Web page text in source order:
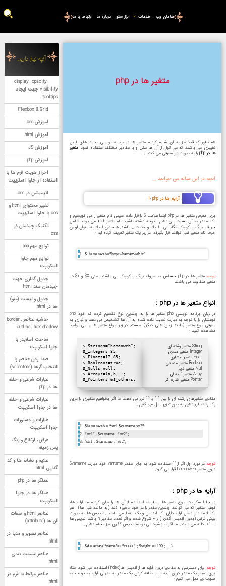
هامان وب خدمات ابزار سئو درباره ما ارتباط با ما
متغیر ها در php
همانطور که قبلا نیز به آن اشاره کردیم متغیر ها در برنامه نویسی عبارت های قابل
تغییری می باشند که می توان از آن ها مکررا و با مقادیر مختلف استفاده نمود.متغیر
ها در php
را به صورت زیر معرفی می کنند :
آنچه در این مقاله می خوانید ...
آرایه ها در php :!
برای معرفی متغیر ها در php ابتدا علامت $ را قرار داده سپس نام متغیر را می نویسیم و
یک مقدار به آن نسبت می دهیم ، توجه داشته باشید نام متغیر فقط می تواند شامل
حروف بزرگ و کوچک انگلیسی ، اعداد و علامت _ باشد. همچنین اعداد به عنوان اولین
حرف نام متغیر نمی توانند قرار بگیرند. در زیر یک متغیر تعریف کرده ایم :
$_hamanweb=”https://hamanweb.ir”
توجه
متغیر ها در php حساس به حروف بزرگ و کوچک می باشند یعنی X$ و x$ دو
متغیر متفاوت می باشند.
انواع متغیر ها در php :
در زبان برنامه نویسی php متغیر ها را به چندین نوع تقسیم کرده که خود php
نوعشان را با توجه به عبارت نسبت داده شده به آن ها تشخیص می دهد و نیازی به
معرفی نوع متغیر (مانند زبان های دیگر) نیست. در زیر انواع متغیر ها را می توانید
مشاهده کنید :
String متغیر رشته ای
Integer متغیر عددی
Float متغیر اعشاری
Boolean متغیر منطقی
Null متغیر تهی
Array متغیر آرایه ای
Pointer متغیر اشاره گر
$_Strings=”hamanweb”;
$_Integers=85;
$_Floats=17.85;
$_Booleans=true;
$_Nulls=null;
$_Arrays=(a,b,…);
$_Pointers=&$_others;
مقادیر متغیرهای رشته ای را بین ” ” یا ‘ ‘ قرار می دهند اما اگر بخواهیم متغیری را درون
یک رشته قرار دهیم به صورت زیر عمل می کنیم :
$hamanweb = “str1 $varname str2”;
“str1” . $varname . “str2”;
‘str1’ . $varname . ‘str2’;
توجه
در مورد اول اگر از ‘ ‘ استفاده شود به جای مقدار varname خود عبارت varname$
درون متغیر hamanweb قرار می گیرد.
آرایه ها در php :
در جاوا اسکریپت انواع متغیر ها و طریقه استفاده از آن ها را بیان کردیم اما آرایه ها،
نوعی متغیر که می توانند چندین مقدار را در خود ذخیره کند (به مانند شی ها) . هر
یک از مقادیر داخل آرایه دارای یک اندیس و یک مقدار می باشد . اندیس ها به صورت
پیش فرض (بدون اندیس گذاری) از 0 شروع شده و اگر تعداد مقادیر n باشد اندیس ها
تا n-1 ادامه می یابند. اما اگر نیاز شود می توانیم اندیس گذاری نیز انجام دهیم :
$A= array( ‘name’=>”rezza” ; ‘height’=>190 ; … )
توجه
برای دسترسی به مقادیر درون آرایه ها از اندیس ها(index) استفاده می شود، مثلا
برای تغییر یک مقدار درون آرایه و یا اضافه کردن یک مقدار به انتهای آرایه به ترتیب به
صورت زیر عمل می کنیم :
آنچه نیاز دارید.
display , opacity ,
visibility جهت ایجاد
tooltips
Flexbox & Grid
آموزش css
آموزش html
آموزش JS
آموزش php
احراز هویت فرم ها با
استفاده از جاوا اسکریپت
انیمیشن در css
تغییر محتوای html و
css با جاوا اسکریپت
تکنیک چیدمان در
css
توابع مهم php
توابع مهم جاوا
اسکریپت
جدول گذاری جهت
چیدمان سند html
جدول و لیست (منو)
ها در html
حاشیه عناصر border ,
outline , box-shadow
ساخت اسلایدر با
جاوا اسکریپت
صدا زدن عناصر با
انتخاب گرها (selectors)
عبارات شرطی و حلقه
ها در php
عبارات شرطی و حلقه
ها در جاوا اسکریپت
عبارات و دستورات
جاوا اسکریپت
عرض، ارتفاع و رنگ
پس زمینه
علایم و نشانه ها و کد
گذاری html
عملگر ها در php
عملگر ها در جاوا
اسکریپت
عناصر html و صفات
آن ها (attribute)
عناصر تصویر و مدیا در
html
عناصر قسمت بندی
html
عناصر مرتبط به فرم در
html